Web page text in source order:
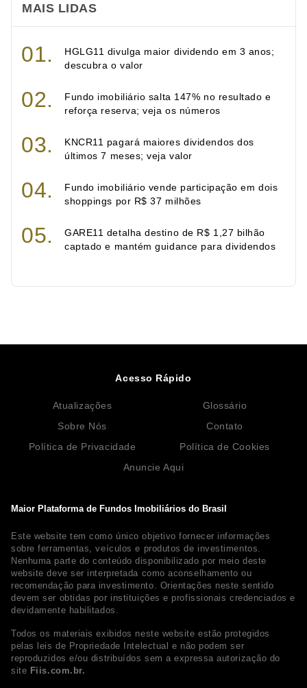
MAIS LIDAS
HGLG11 divulga maior dividendo em 3 anos;
descubra o valor
Fundo imobiliário salta 147% no resultado e
reforça reserva; veja os números
KNCR11 pagará maiores dividendos dos
últimos 7 meses; veja valor
Fundo imobiliário vende participação em dois
shoppings por R$ 37 milhões
GARE11 detalha destino de R$ 1,27 bilhão
captado e mantém guidance para dividendos
Maior Plataforma de Fundos Imobiliários do Brasil
Este website tem como único objetivo fornecer informações
sobre ferramentas, veículos e produtos de investimentos.
Nenhuma parte do conteúdo disponibilizado por meio deste
website deve ser interpretada como aconselhamento ou
recomendação para investimento. Orientações neste sentido
devem ser obtidas por instituições e profissionais credenciados e
devidamente habilitados.
Todos os materiais exibidos neste website estão protegidos
pelas leis de Propriedade Intelectual e não podem ser
reproduzidos e/ou distribuídos sem a expressa autorização do
site Fiis.com.br.
Acesso Rápido
Atualizações
Glossário
Sobre Nós
Contato
Política de Privacidade
Política de Cookies
Anuncie Aqui